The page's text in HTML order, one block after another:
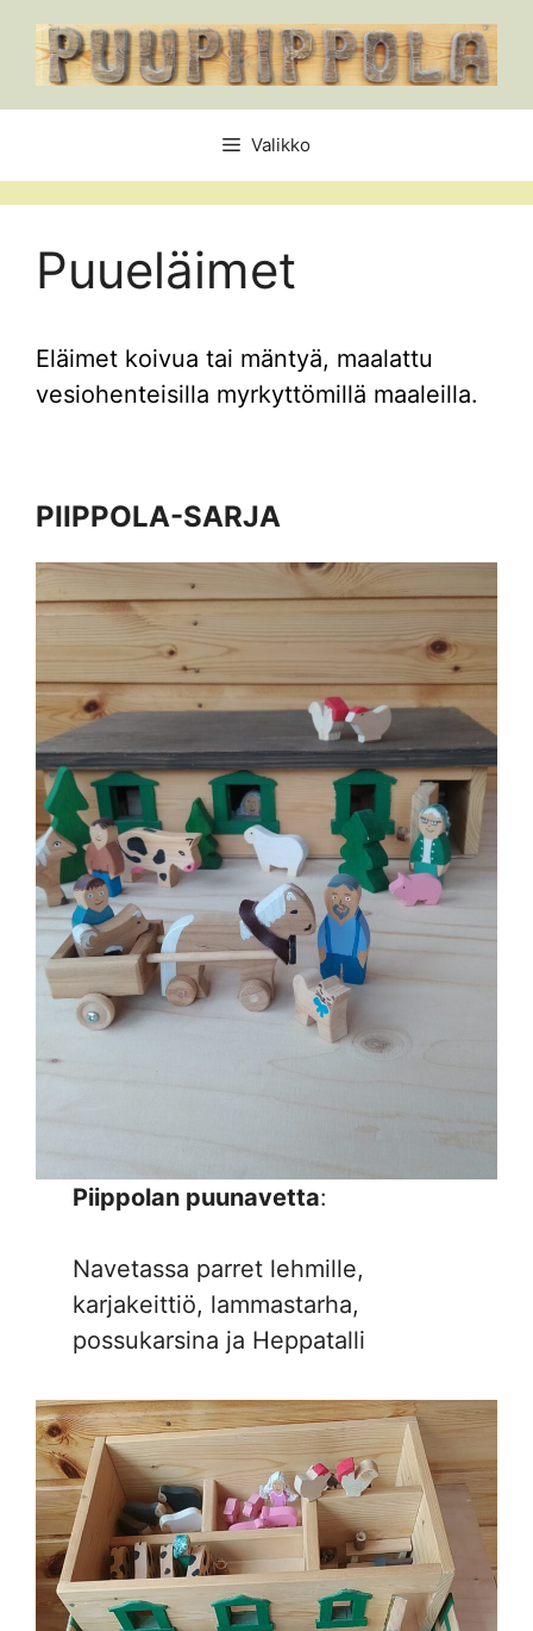
sisältöön
Valikko
Puueläimet
Eläimet koivua tai mäntyä, maalattu
vesiohenteisilla myrkyttömillä maaleilla.
PIIPPOLA-SARJA
Piippolan puunavetta:
Navetassa parret lehmille,
karjakeittiö, lammastarha,
possukarsina ja Heppatalli